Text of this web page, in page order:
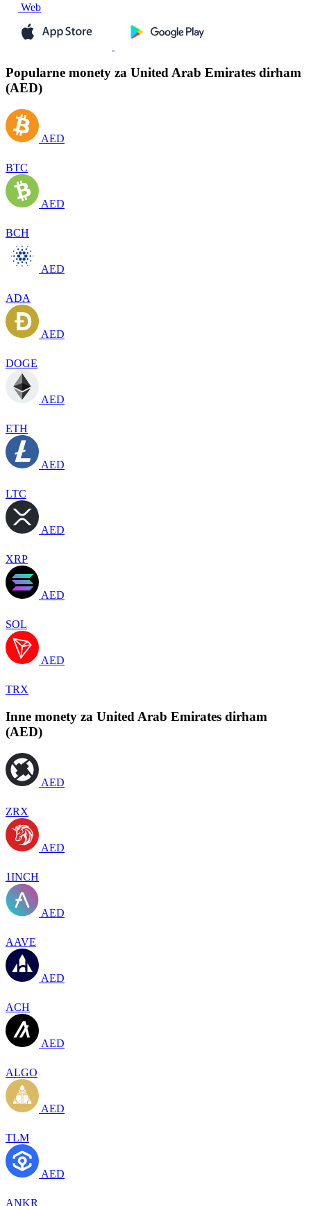
Web
Popularne monety za United Arab Emirates dirham
(AED)
AED
BTC
AED
BCH
AED
ADA
AED
DOGE
AED
ETH
AED
LTC
AED
XRP
AED
SOL
AED
TRX
Inne monety za United Arab Emirates dirham
(AED)
AED
ZRX
AED
1INCH
AED
AAVE
AED
ACH
AED
ALGO
AED
TLM
AED
ANKR